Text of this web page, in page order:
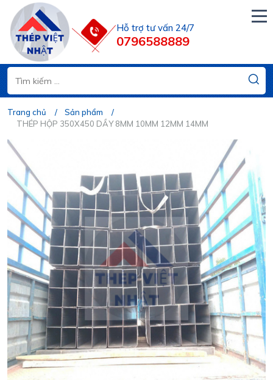
Hỗ trợ tư vấn 24/7
0796588889
Trang chủ
Sản phẩm
THÉP HỘP 350X450 DẦY 8MM 10MM 12MM 14MM